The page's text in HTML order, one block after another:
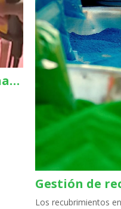
Cómo la tecnología UV y las resinas de origen biológico están redefiniendo el recubrimiento en polvo
Los recubrimientos